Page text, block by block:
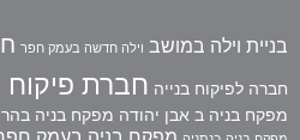
בניית וילה במושב וילה חדשה בעמק חפר
חברה לפיקוח בנייה חברת פיקוח
מפקח בניה ב אבן יהודה מפקח בניה